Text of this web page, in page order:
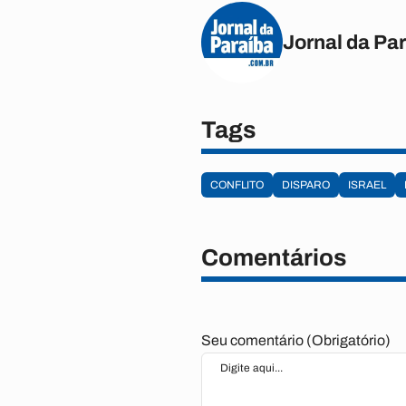
Jornal da
Tags
CONFLITO DISPARO ISRAEL
Comentários
Seu comentário (Obrigatório)